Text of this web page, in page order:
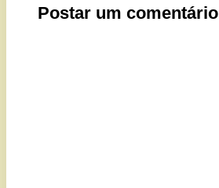
Postar um comentário